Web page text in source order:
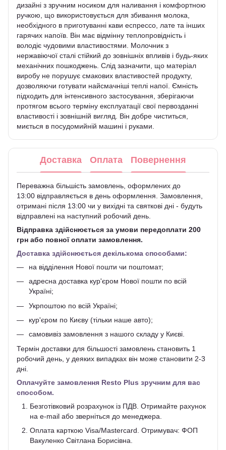
дизайні з зручним носиком для наливання і комфортною
ручкою, що використовується для збивання молока,
необхідного в приготуванні кави еспрессо, лате та інших
гарячих напоїв. Він має відмінну теплопровідність і
володіє чудовими властивостями. Молочник з
нержавіючої сталі стійкий до зовнішніх впливів і будь-яких
механічних пошкоджень. Слід зазначити, що матеріал
виробу не порушує смакових властивостей продукту,
дозволяючи готувати найсмачніші теплі напої. Ємність
підходить для інтенсивного застосування, зберігаючи
протягом всього терміну експлуатації свої первозданні
властивості і зовнішній вигляд. Він добре чиститься,
миється в посудомийній машині і руками.
Доставка Оплата Повернення
Переважна більшість замовлень, оформлених до
13:00 відправляється в день оформлення. Замовлення,
отримані після 13:00 чи у вихідні та святкові дні - будуть
відправлені на наступний робочий день.
Відправка здійснюється за умови передоплати 200
грн або повної оплати замовлення.
Доставка здійснюється декількома способами:
на відділення Нової пошти чи поштомат;
адресна доставка кур'єром Нової пошти по всій
Україні;
Укрпоштою по всій Україні;
кур'єром по Києву (тільки наше авто);
самовивіз замовлення з нашого складу у Києві.
Термін доставки для більшості замовлень становить 1
робочий день, у деяких випадках він може становити 2-3
дні.
Оплачуйте замовлення Resto Plus зручним для вас
способом.
Безготівковий розрахунок із ПДВ. Отримайте рахунок
на e-mail або зверніться до менеджера.
Оплата карткою Visa/Mastercard. Отримувач: ФОП
Вакуленко Світлана Борисівна.